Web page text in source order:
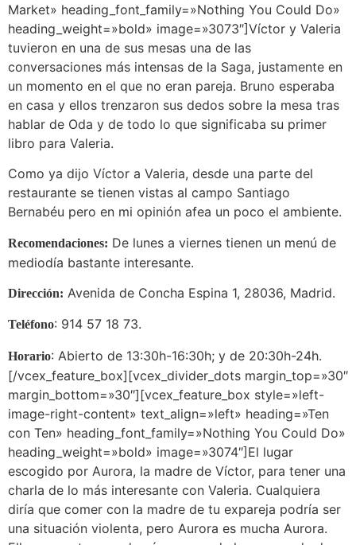
Market» heading_font_family=»Nothing You Could Do»
heading_weight=»bold» image=»3073″]Víctor y Valeria
tuvieron en una de sus mesas una de las
conversaciones más intensas de la Saga, justamente en
un momento en el que no eran pareja. Bruno esperaba
en casa y ellos trenzaron sus dedos sobre la mesa tras
hablar de Oda y de todo lo que significaba su primer
libro para Valeria.
Como ya dijo Víctor a Valeria, desde una parte del
restaurante se tienen vistas al campo Santiago
Bernabéu pero en mi opinión afea un poco el ambiente.
Recomendaciones: De lunes a viernes tienen un menú de
mediodía bastante interesante.
Dirección: Avenida de Concha Espina 1, 28036, Madrid.
Teléfono: 914 57 18 73.
Horario: Abierto de 13:30h-16:30h; y de 20:30h-24h.
[/vcex_feature_box][vcex_divider_dots margin_top=»30″
margin_bottom=»30″][vcex_feature_box style=»left-
image-right-content» text_align=»left» heading=»Ten
con Ten» heading_font_family=»Nothing You Could Do»
heading_weight=»bold» image=»3074″]El lugar
escogido por Aurora, la madre de Víctor, para tener una
charla de lo más interesante con Valeria. Cualquiera
diría que comer con la madre de tu expareja podría ser
una situación violenta, pero Aurora es mucha Aurora.